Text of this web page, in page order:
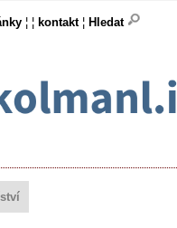
¦ ¦ kontakt¦ Hledat